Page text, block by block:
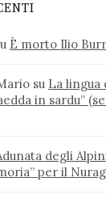
È morto Ilio
su La lingua
in sardu”
degli
per il